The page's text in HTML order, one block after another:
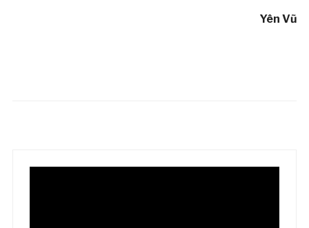
Yên Vũ